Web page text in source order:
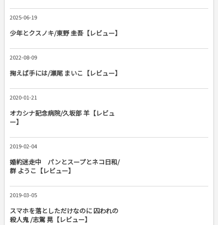
2025-06-19
少年とクスノキ/東野 圭吾【レビュー】
2022-08-09
掬えば手には/瀬尾 まいこ【レビュー】
2020-01-21
オカシナ記念病院/久坂部 羊【レビュ
ー】
2019-02-04
婚約迷走中 パンとスープとネコ日和/
群 ようこ【レビュー】
2019-03-05
スマホを落としただけなのに 囚われの
殺人鬼 /志駕 晃【レビュー】